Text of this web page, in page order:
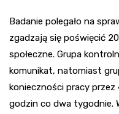
Badanie polegało na
zgadzają się poświęcić
społeczne. Grupa
komunikat, natomiast
konieczności pracy
godzin co dwa tygodnie.